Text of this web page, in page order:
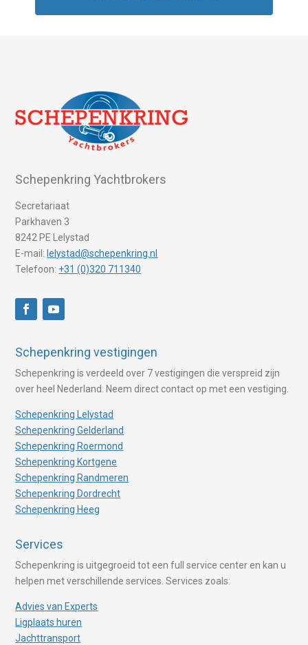
Schepenkring Yachtbrokers
Secretariaat
Parkhaven 3
8242 PE Lelystad
E-mail: lelystad@schepenkring.nl
Telefoon: +31 (0)320 711340
Schepenkring vestigingen
Schepenkring is verdeeld over 7 vestigingen die verspreid zijn
over heel Nederland. Neem direct contact op met een vestiging.
Schepenkring Lelystad
Schepenkring Gelderland
Schepenkring Roermond
Schepenkring Kortgene
Schepenkring Randmeren
Schepenkring Dordrecht
Schepenkring Heeg
Services
Schepenkring is uitgegroeid tot een full service center en kan u
helpen met verschillende services. Services zoals:
Advies van Experts
Ligplaats huren
Jachttransport